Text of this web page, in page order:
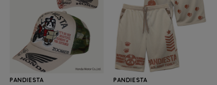
PANDIESTA
PANDIESTA